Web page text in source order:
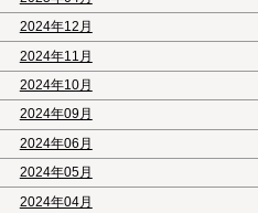
2024年12月
2024年11月
2024年10月
2024年09月
2024年06月
2024年05月
2024年04月